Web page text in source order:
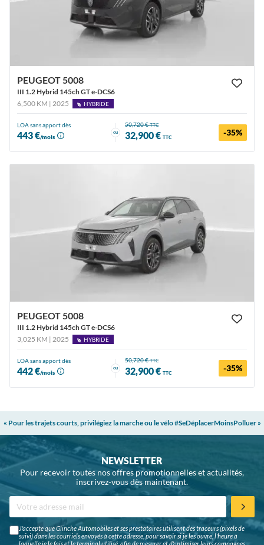
PEUGEOT 5008
III 1.2 Hybrid 145ch GT e-DCS6
6,500 KM | 2025
HYBRIDE
LOA sans apport dès
443 €/mois
ou
50,720 €TTC
32,900 € TTC -35%
PEUGEOT 5008
III 1.2 Hybrid 145ch GT e-DCS6
3,025 KM | 2025
HYBRIDE
LOA sans apport dès
442 €/mois
ou
50,720 €TTC
32,900 € TTC -35%
« Pour les trajets courts, privilégiez la marche ou le vélo #SeDéplacerMoinsPolluer »
NEWSLETTER
Pour recevoir toutes nos offres promotionnelles et actualités,
inscrivez-vous dès maintenant.
J'accepte que Glinche Automobiles et ses prestataires utilisent des traceurs (pixels de
suivi) dans les courriels envoyés à cette adresse, pour savoir si je les ouvre, l'heure à